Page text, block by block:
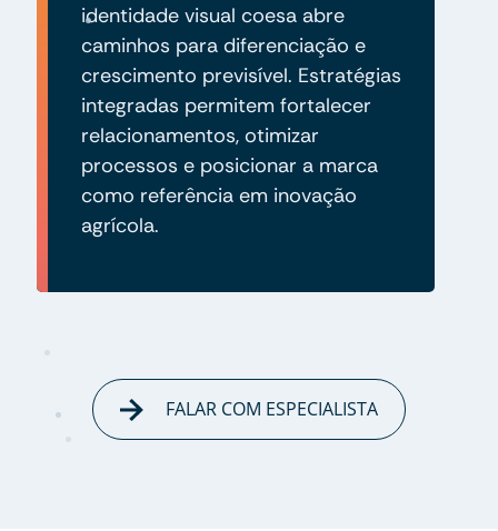
identidade visual coesa abre
caminhos para diferenciação e
crescimento previsível. Estratégias
integradas permitem fortalecer
relacionamentos, otimizar
processos e posicionar a marca
como referência em inovação
agrícola.
FALAR COM ESPECIALISTA